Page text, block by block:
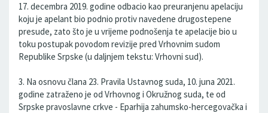
17. decembra 2019. godine odbacio kao preuranjenu apelaciju
koju je apelant bio podnio protiv navedene drugostepene
presude, zato što je u vrijeme podnošenja te apelacije bio u
toku postupak povodom revizije pred Vrhovnim sudom
Republike Srpske (u daljnjem tekstu: Vrhovni sud).
3. Na osnovu člana 23. Pravila Ustavnog suda, 10. juna 2021.
godine zatraženo je od Vrhovnog i Okružnog suda, te od
Srpske pravoslavne crkve - Eparhija zahumsko-hercegovačka i